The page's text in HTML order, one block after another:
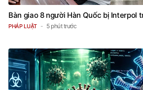
Bàn giao 8 người Hàn Quốc bị Interpol
PHÁP LUẬT 5 phút trước